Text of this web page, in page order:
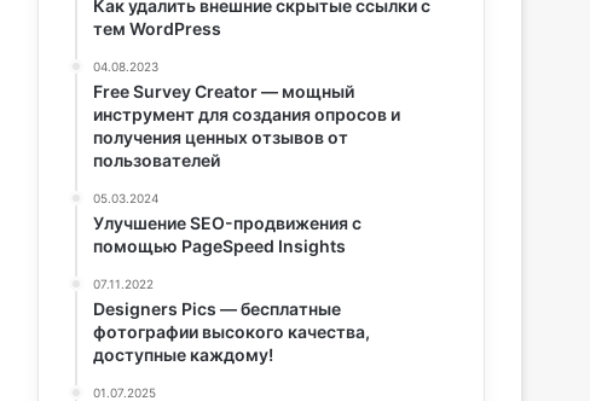
Как удалить внешние скрытые ссылки с
тем WordPress
04.08.2023
Free Survey Creator — мощный
инструмент для создания опросов и
получения ценных отзывов от
пользователей
05.03.2024
Улучшение SEO-продвижения с
помощью PageSpeed Insights
07.11.2022
Designers Pics — бесплатные
фотографии высокого качества,
доступные каждому!
01.07.2025